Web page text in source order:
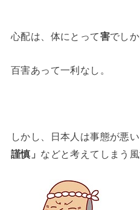
心配は、体にとって害でしか
百害あって一利なし。
しかし、日本人は事態が悪
謹慎」 などと考えてしまう風